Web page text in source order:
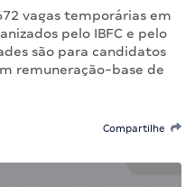
vagas temporárias em
pelo IBFC e pelo
são para candidatos
remuneração-base de
Compartilhe